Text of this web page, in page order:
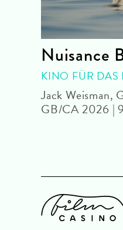
Nuisance
KINO FÜR DAS
Jack Weisman,
GB/CA 2026 |